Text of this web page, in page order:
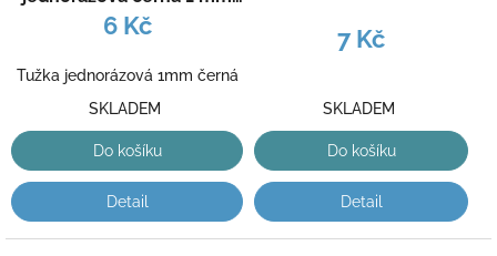
1ks
6 Kč
Tužka jednorázová 1mm černá
SKLADEM
Do košíku
Detail
7 Kč
SKLADEM
Do košíku
Detail